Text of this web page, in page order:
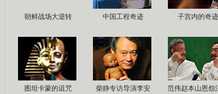
朝鲜战场大逆转 中国工程奇迹 子宫内的奇迹
图坦卡蒙的诅咒 柴静专访导演李安 范伟赵本山恩怨